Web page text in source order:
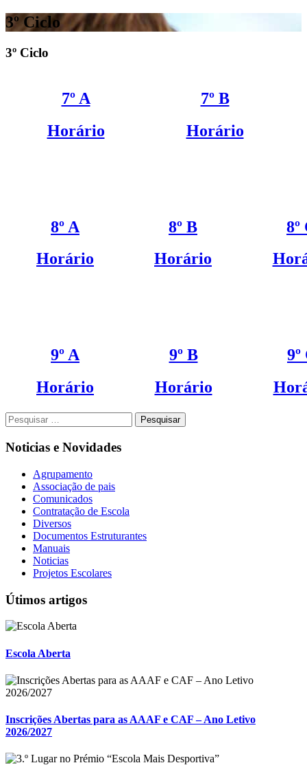
3º Ciclo
3º Ciclo
7º A
Horário
7º B
Horário
8º A
Horário
8º B
Horário
8º
9º A
Horário
9º B
Horário
9º
Pesquisar
por:
Noticias e Novidades
Agrupamento
Associação de pais
Comunicados
Contratação de Escola
Diversos
Documentos Estruturantes
Manuais
Noticias
Projetos Escolares
Útimos artigos
Escola Aberta
Inscrições Abertas para as AAAF e CAF – Ano Letivo
2026/2027